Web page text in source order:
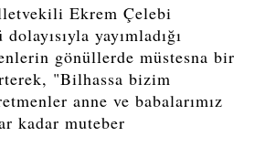
Ekrem Çelebi
yayımladığı
gönüllerde müstesna bir
"Bilhassa bizim
anne ve babalarımız
kadar muteber